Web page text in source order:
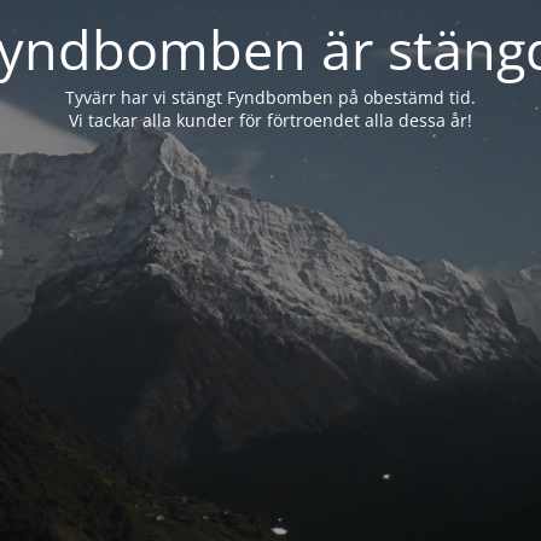
är
Tyvärr har vi stängt Fyndbomben på obestämd tid.
Vi tackar alla kunder för förtroendet alla dessa år!